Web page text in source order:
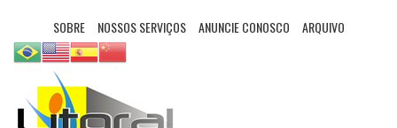
SOBRE NOSSOS SERVIÇOS ANUNCIE CONOSCO ARQUIVO